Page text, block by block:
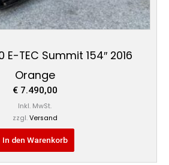
E-TEC Summit 154″ 2016
Orange
€7.490,00
Inkl. MwSt.
zzgl. Versand
In den Warenkorb